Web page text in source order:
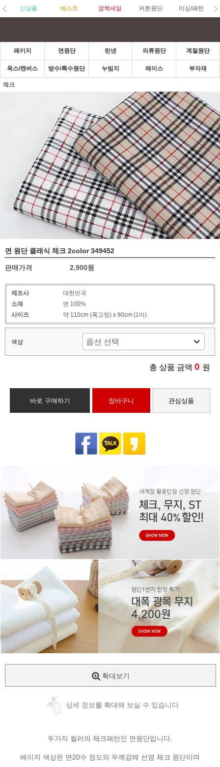
신상품 베스트 깜짝세일 커튼원단 미싱/패턴
패키지 면원단 린넨 의류원단 계절원단
옥스/캔버스 방수/특수원단 누빔지 레이스 부자재
체크
면 원단 클래식 체크 2color 349452
판매가격 2,900원
제조사
대한민국
소재
면 100%
사이즈
약 110cm (폭고정) x 90cm (1마)
색상
총 상품 금액 0 원
바로 구매하기 장바구니 관심상품
확대보기
상세 정보를 확대해 보실 수 있습니다
두가지 컬러의 체크패턴인 면원단입니다.
베이지 색상은 면20수 정도의 두께감에 선염 체크 원단이며